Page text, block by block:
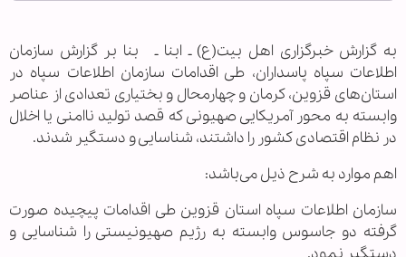
به گزارش خبرگزاری اهل بیت(ع) ـ ابنا ـ بنا بر گزارش سازمان
اطلاعات سپاه پاسداران، طی اقدامات سازمان اطلاعات سپاه در
استان‌های قزوین، کرمان و چهارمحال و بختیاری تعدادی از عناصر
وابسته به محور آمریکایی صهیونی که قصد تولید ناامنی یا اخلال
در نظام اقتصادی کشور را داشتند، شناسایی و دستگیر شدند.
اهم موارد به شرح ذیل می‌باشد:
سازمان اطلاعات سپاه استان قزوین طی اقدامات پیچیده صورت
گرفته دو جاسوس وابسته به رژیم صهیونیستی را شناسایی و